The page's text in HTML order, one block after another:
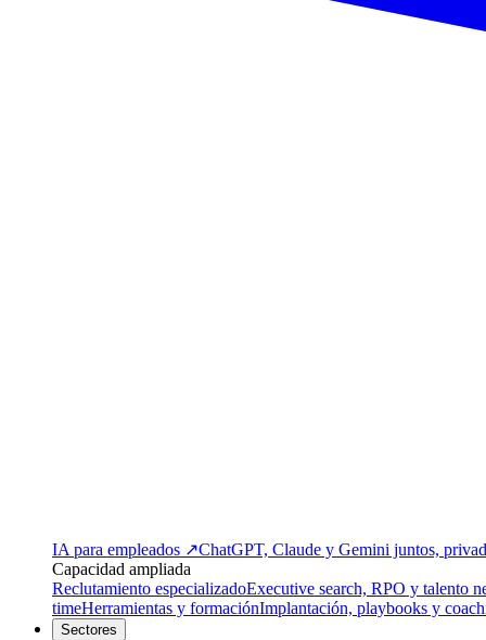
IA para empleados ↗ChatGPT, Claude y Gemini juntos,
Capacidad ampliada
Reclutamiento especializadoExecutive search, RPO y talento
timeHerramientas y formaciónImplantación, playbooks y
Sectores